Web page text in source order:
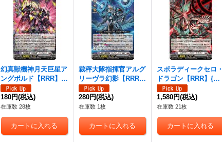
幻真獣機神月天巨星ア
ングボルド【RRR】
{DZ-BT14/009}《ブラ
ントゲート》
180円(税込)
在庫数 28枚
裁秤大隊指揮官アルグ
リーヴラ幻影【RRR】
{DZ-BT14/010}《ブラ
ントゲート》
280円(税込)
在庫数 1枚
スポラディークセロ・
ドラゴン【RRR】{DZ-
BT14/011}《ブラント
ゲート》
1,580円(税込)
在庫数 21枚